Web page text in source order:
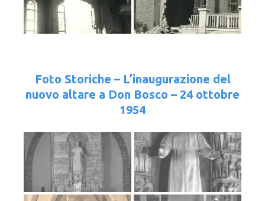
Foto Storiche – L’inaugurazione del
nuovo altare a Don Bosco – 24 ottobre
1954